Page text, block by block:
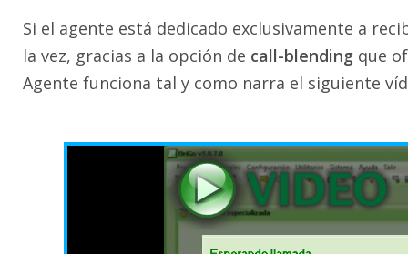
Si el agente está dedicado exclusivamente a
la vez, gracias a la opción de call-blending que
Agente funciona tal y como narra el siguiente